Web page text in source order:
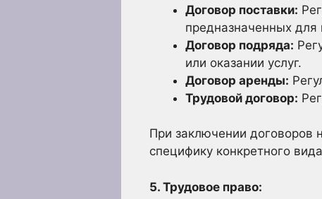
Договор поставки:
предназначенных для
Договор подряда:
или оказании услуг.
Договор аренды:
Трудовой договор:
При заключении договоров
специфику конкретного
5. Трудовое право: